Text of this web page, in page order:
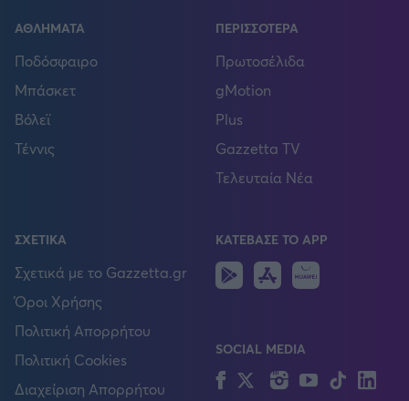
ΑΘΛΗΜΑΤΑ
Ποδόσφαιρο
Μπάσκετ
Βόλεϊ
Τέννις
ΠΕΡΙΣΣΟΤΕΡΑ
Πρωτοσέλιδα
gMotion
Plus
Gazzetta TV
Τελευταία Νέα
ΣΧΕΤΙΚΑ
Σχετικά με το Gazzetta.gr
Όροι Χρήσης
Πολιτική Απορρήτου
Πολιτική Cookies
Διαχείριση Απορρήτου
ΚΑΤΕΒΑΣΕ ΤΟ APP
Android
IOS
SOCIAL MEDIA
FacebookTwitterInstagram
YouTubeTikTok